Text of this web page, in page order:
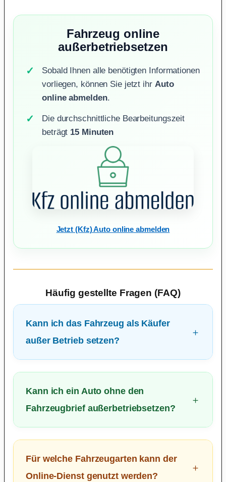
Fahrzeug online
außerbetriebsetzen
Sobald Ihnen alle benötigten Informationen
vorliegen, können Sie jetzt ihr Auto
online abmelden.
Die durchschnittliche Bearbeitungszeit
beträgt 15 Minuten
Jetzt (Kfz) Auto online abmelden
Häufig gestellte Fragen (FAQ)
Kann ich das Fahrzeug als Käufer
außer Betrieb setzen?
Kann ich ein Auto ohne den
Fahrzeugbrief außerbetriebsetzen?
Für welche Fahrzeugarten kann der
Online-Dienst genutzt werden?